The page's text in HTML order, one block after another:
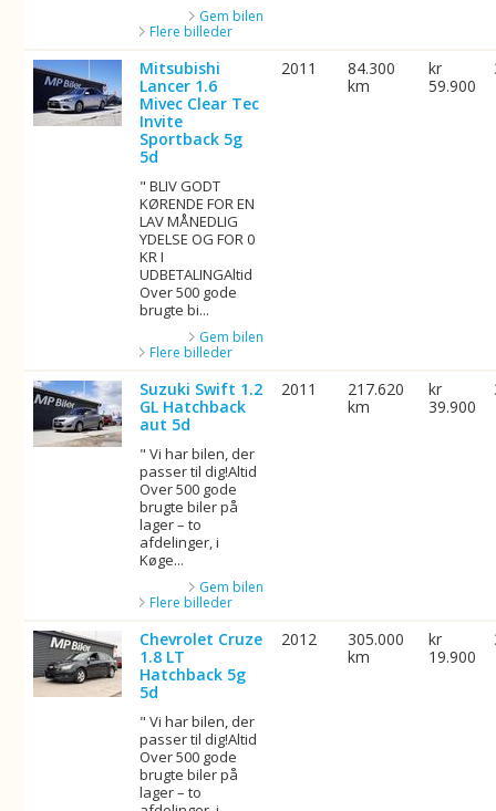
Gem bilen
Flere billeder
Mitsubishi
Lancer 1.6
Mivec Clear Tec
Invite
Sportback 5g
5d
" BLIV GODT
KØRENDE FOR EN
LAV MÅNEDLIG
YDELSE OG FOR 0
KR I
UDBETALINGAltid
Over 500 gode
brugte bi...
Gem bilen
Flere billeder
2011
84.300
km
kr
59.900
Suzuki Swift 1.2
GL Hatchback
aut 5d
" Vi har bilen, der
passer til dig!Altid
Over 500 gode
brugte biler på
lager – to
afdelinger, i
Køge...
Gem bilen
Flere billeder
2011
217.620
km
kr
39.900
Chevrolet Cruze
1.8 LT
Hatchback 5g
5d
" Vi har bilen, der
passer til dig!Altid
Over 500 gode
brugte biler på
lager – to
2012
305.000
km
kr
19.900